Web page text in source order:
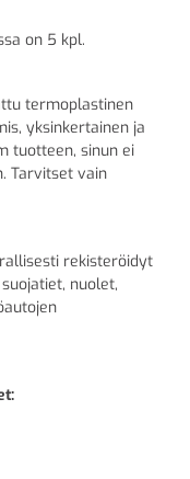
on 5 kpl.
termoplastinen
yksinkertainen ja
tuotteen, sinun ei
Tarvitset vain
rekisteröidyt
nuolet,